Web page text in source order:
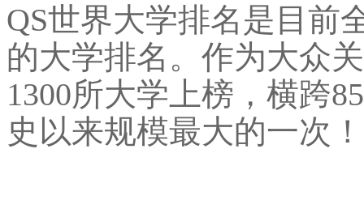
QS世界大学排名是目前
的大学排名。作为大众
1300所大学上榜，横跨
史以来规模最大的一次！